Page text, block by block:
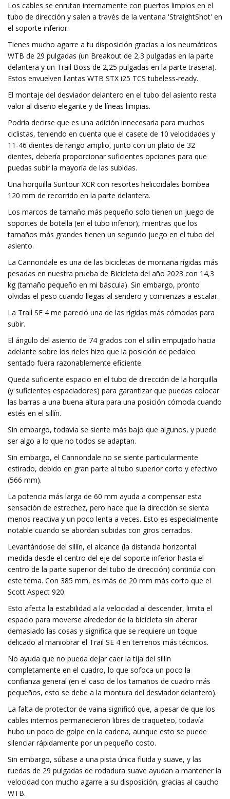
Los cables se enrutan internamente con puertos limpios en el
tubo de dirección y salen a través de la ventana 'StraightShot' en
el soporte inferior.
Tienes mucho agarre a tu disposición gracias a los neumáticos
WTB de 29 pulgadas (un Breakout de 2,3 pulgadas en la parte
delantera y un Trail Boss de 2,25 pulgadas en la parte trasera).
Estos envuelven llantas WTB STX i25 TCS tubeless-ready.
El montaje del desviador delantero en el tubo del asiento resta
valor al diseño elegante y de líneas limpias.
Podría decirse que es una adición innecesaria para muchos
ciclistas, teniendo en cuenta que el casete de 10 velocidades y
11-46 dientes de rango amplio, junto con un plato de 32
dientes, debería proporcionar suficientes opciones para que
puedas subir la mayoría de las subidas.
Una horquilla Suntour XCR con resortes helicoidales bombea
120 mm de recorrido en la parte delantera.
Los marcos de tamaño más pequeño solo tienen un juego de
soportes de botella (en el tubo inferior), mientras que los
tamaños más grandes tienen un segundo juego en el tubo del
asiento.
La Cannondale es una de las bicicletas de montaña rígidas más
pesadas en nuestra prueba de Bicicleta del año 2023 con 14,3
kg (tamaño pequeño en mi báscula). Sin embargo, pronto
olvidas el peso cuando llegas al sendero y comienzas a escalar.
La Trail SE 4 me pareció una de las rígidas más cómodas para
subir.
El ángulo del asiento de 74 grados con el sillín empujado hacia
adelante sobre los rieles hizo que la posición de pedaleo
sentado fuera razonablemente eficiente.
Queda suficiente espacio en el tubo de dirección de la horquilla
(y suficientes espaciadores) para garantizar que puedas colocar
las barras a una buena altura para una posición cómoda cuando
estés en el sillín.
Sin embargo, todavía se siente más bajo que algunos, y puede
ser algo a lo que no todos se adaptan.
Sin embargo, el Cannondale no se siente particularmente
estirado, debido en gran parte al tubo superior corto y efectivo
(566 mm).
La potencia más larga de 60 mm ayuda a compensar esta
sensación de estrechez, pero hace que la dirección se sienta
menos reactiva y un poco lenta a veces. Esto es especialmente
notable cuando se abordan subidas con giros cerrados.
Levantándose del sillín, el alcance (la distancia horizontal
medida desde el centro del eje del soporte inferior hasta el
centro de la parte superior del tubo de dirección) continúa con
este tema. Con 385 mm, es más de 20 mm más corto que el
Scott Aspect 920.
Esto afecta la estabilidad a la velocidad al descender, limita el
espacio para moverse alrededor de la bicicleta sin alterar
demasiado las cosas y significa que se requiere un toque
delicado al maniobrar el Trail SE 4 en terrenos más técnicos.
No ayuda que no pueda dejar caer la tija del sillín
completamente en el cuadro, lo que sofoca un poco la
confianza general (en el caso de los tamaños de cuadro más
pequeños, esto se debe a la montura del desviador delantero).
La falta de protector de vaina significó que, a pesar de que los
cables internos permanecieron libres de traqueteo, todavía
hubo un poco de golpe en la cadena, aunque esto se puede
silenciar rápidamente por un pequeño costo.
Sin embargo, súbase a una pista única fluida y suave, y las
ruedas de 29 pulgadas de rodadura suave ayudan a mantener la
velocidad con mucho agarre a su disposición, gracias al caucho
WTB.